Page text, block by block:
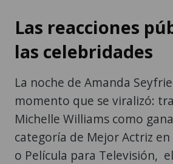
Las reacciones
las celebridades
La noche de Amanda
momento que se viralizó:
Michelle Williams como
categoría de Mejor Actriz
o Película para Televisión,